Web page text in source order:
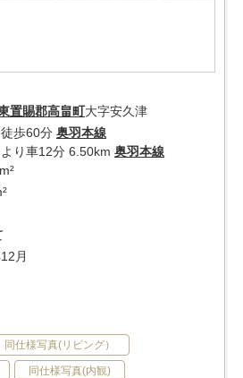
置賜郡高畠町大字安久津
徒歩60分 奥羽本線
より車12分 6.50km 奥羽本線
月
同仕様写真(リビング）
同仕様写真(内観)